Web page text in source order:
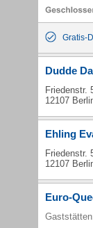
Gratis-
Dudde
Friedenstr.
12107
Ehling
Friedenstr.
12107
Euro-